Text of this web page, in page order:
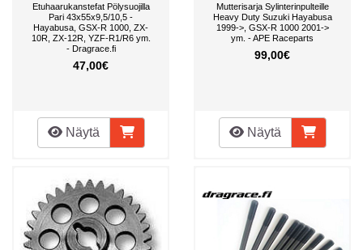
Etuhaarukanstefat Pölysuojilla
Pari 43x55x9,5/10,5 -
Hayabusa, GSX-R 1000, ZX-
10R, ZX-12R, YZF-R1/R6 ym.
- Dragrace.fi
47,00€
Näytä
Mutterisarja Sylinterinpulteille
Heavy Duty Suzuki Hayabusa
1999->, GSX-R 1000 2001->
ym. - APE Raceparts
99,00€
Näytä